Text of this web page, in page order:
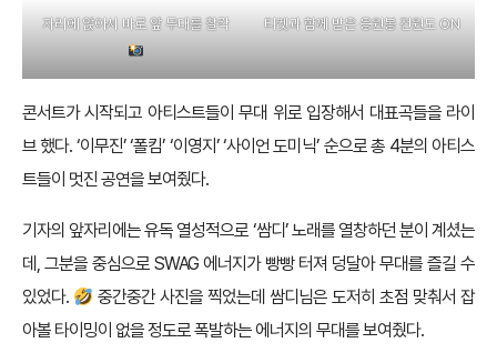
자리에 앉아서 바로 앞 무대를 찰칵 티켓과 함께 받은 응원봉 전원도 ON
콘서트가 시작되고 아티스트들이 무대 위로 입장해서 대표곡들을 라이
브 했다. ‘이무진’ ‘폴킴’ ‘이영지’ ‘사이언 도미닉’ 순으로 총 4분의 아티스
트들이 멋진 공연을 보여줬다.
기자의 앞자리에는 유독 열성적으로 ‘쌈디’ 노래를 열창하던 분이 계셨는
데, 그분을 중심으로 SWAG 에너지가 빵빵 터져 덩달아 무대를 즐길 수
있었다.
중간중간 사진을 찍었는데 쌈디님은 도저히 초점 맞춰서 잡
아볼 타이밍이 없을 정도로 폭발하는 에너지의 무대를 보여줬다.